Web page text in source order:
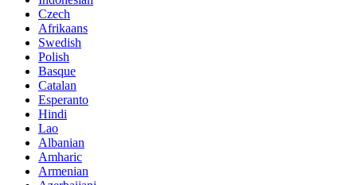
Czech
Afrikaans
Swedish
Polish
Basque
Catalan
Esperanto
Hindi
Lao
Albanian
Amharic
Armenian